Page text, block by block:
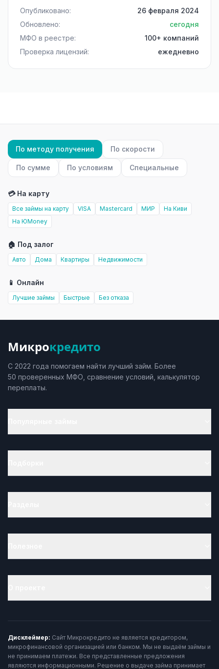
Опубликовано:
26 февраля 2024
Обновлено:
сегодня
МФО в реестре:
100+ компаний
Проверка лицензий:
ежедневно
По методу получения По скорости
По сумме По условиям Специальные
💳 На карту
Все займы на карту VISA Mastercard МИР
На Киви
На ЮMoney
🏠 Под залог
Авто Дома Квартиры Недвижимости
📱 Онлайн
Лучшие займы Быстрые Без отказа
Микрокредито
С 2022 года помогаем найти лучший займ. Более
50 проверенных МФО, сравнение условий, калькулятор
переплаты.
Дисклеймер: Сайт Микрокредито не является кредитором,
микрофинансовой организацией или банком. Мы не выдаём займы и
не принимаем платежи. Все представленные предложения
являются информационными. Решение о выдаче займа принимает